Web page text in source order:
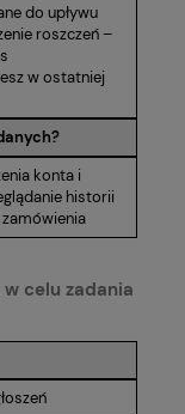
do upływu
roszczeń –
w ostatniej
konta i
historii
celu zadania